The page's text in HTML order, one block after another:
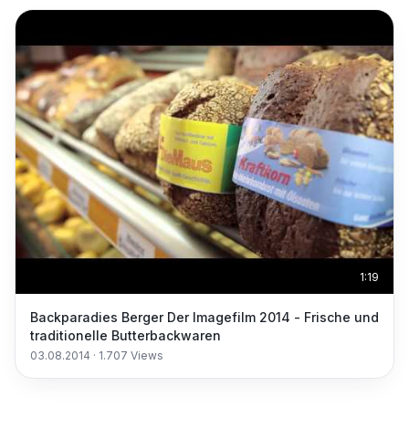
1:19
Backparadies Berger Der Imagefilm 2014 - Frische und
traditionelle Butterbackwaren
03.08.2014 · 1.707 Views